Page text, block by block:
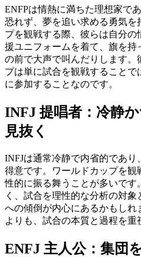
ENFPは情熱に満ちた理想家で
恐れず、夢を追い求める勇気を
プを観戦する際、彼らは自分
援ユニフォームを着て、旗を
の前で大声で叫んだりします。
プは単に試合を観戦すること
に参加することなのです。
INFJ 提唱者：冷静
見抜く
INFJは通常冷静で内省的であ
得意です。ワールドカップを
性的に振る舞うことが多いです
く、試合を理性的な分析の対
への傾倒が内心にあるかもし
よりも、試合の本質と過程を重
ENFJ 主人公：集団